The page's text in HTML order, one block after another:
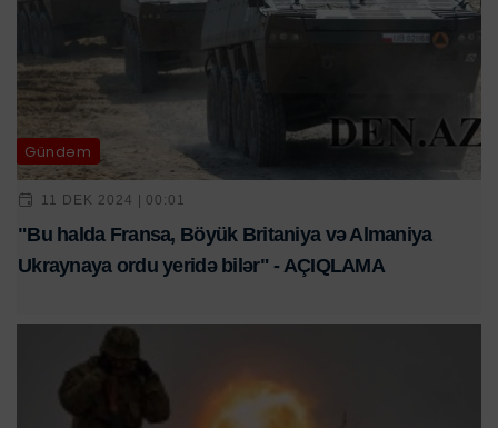
Gündəm
11 DEK 2024 | 00:01
"Bu halda Fransa, Böyük Britaniya və Almaniya
Ukraynaya ordu yeridə bilər" - AÇIQLAMA